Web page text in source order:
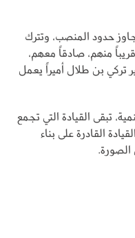
حدود المنصب، وتترك
منهم، صادقاً معهم،
تركي بن طلال أميراً يعمل
تبقى القيادة التي تجمع
القادرة على بناء
الصورة.